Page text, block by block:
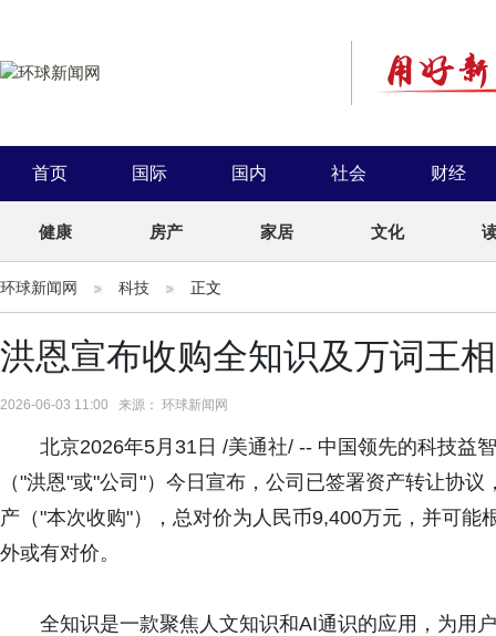
首页 国际 国内 社会 财经
健康 房产 家居 文化
环球新闻网 科技 正文
洪恩宣布收购全知识及万词王
2026-06-03 11:00 来源： 环球新闻网
北京2026年5月31日 /美通社/ -- 中国领先的科技益
（"洪恩"或"公司"）今日宣布，公司已签署资产转让协
产（"本次收购"），总对价为人民币9,400万元，并可
外或有对价。
全知识是一款聚焦人文知识和AI通识的应用，为用